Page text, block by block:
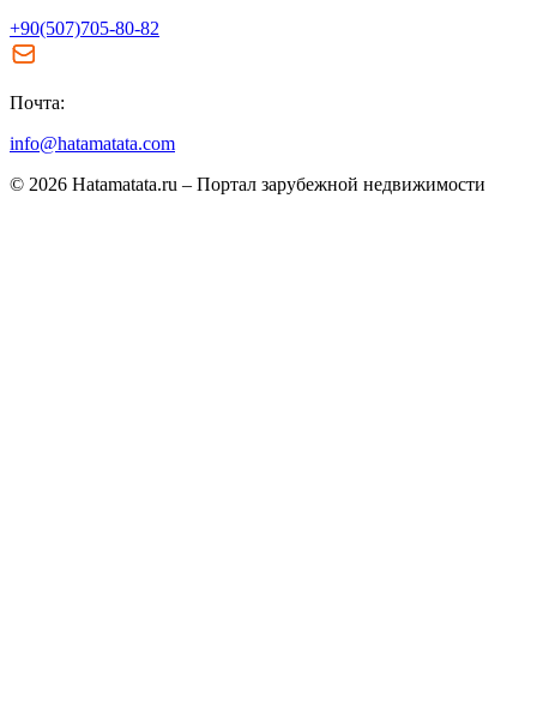
+90(507)705-80-82
Почта:
info@hatamatata.com
© 2026 Hatamatata.ru – Портал зарубежной недвижимости